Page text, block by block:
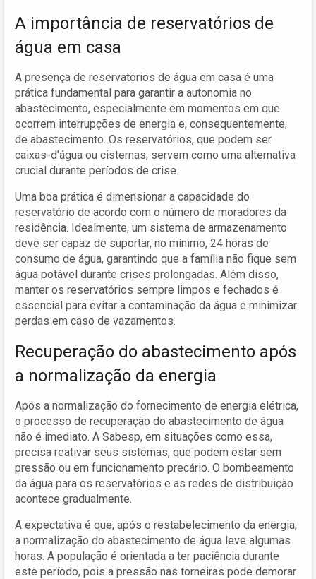
A importância de reservatórios de
água em casa
A presença de reservatórios de água em casa é uma
prática fundamental para garantir a autonomia no
abastecimento, especialmente em momentos em que
ocorrem interrupções de energia e, consequentemente,
de abastecimento. Os reservatórios, que podem ser
caixas-d’água ou cisternas, servem como uma alternativa
crucial durante períodos de crise.
Uma boa prática é dimensionar a capacidade do
reservatório de acordo com o número de moradores da
residência. Idealmente, um sistema de armazenamento
deve ser capaz de suportar, no mínimo, 24 horas de
consumo de água, garantindo que a família não fique sem
água potável durante crises prolongadas. Além disso,
manter os reservatórios sempre limpos e fechados é
essencial para evitar a contaminação da água e minimizar
perdas em caso de vazamentos.
Recuperação do abastecimento após
a normalização da energia
Após a normalização do fornecimento de energia elétrica,
o processo de recuperação do abastecimento de água
não é imediato. A Sabesp, em situações como essa,
precisa reativar seus sistemas, que podem estar sem
pressão ou em funcionamento precário. O bombeamento
da água para os reservatórios e as redes de distribuição
acontece gradualmente.
A expectativa é que, após o restabelecimento da energia,
a normalização do abastecimento de água leve algumas
horas. A população é orientada a ter paciência durante
este período, pois a pressão nas torneiras pode demorar